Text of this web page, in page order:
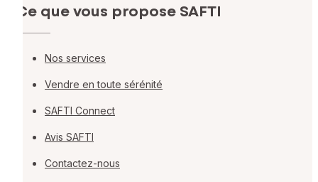
Ce que vous propose SAFTI
Nos services
Vendre en toute sérénité
SAFTI Connect
Avis SAFTI
Contactez-nous